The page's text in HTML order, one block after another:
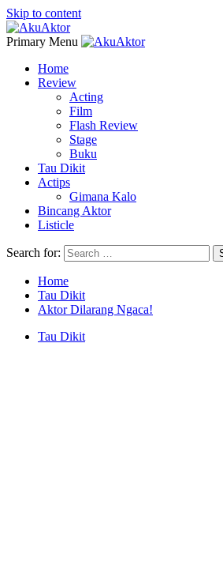
Skip to content
Primary Menu
Home
Review
Acting
Film
Flash Review
Stage
Buku
Tau Dikit
Actips
Gimana Kalo
Bincang Aktor
Listicle
Search for:
Home
Tau Dikit
Aktor Dilarang Ngaca!
Tau Dikit